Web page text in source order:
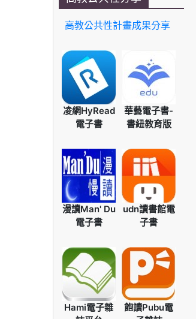
高教公共性計畫成果分享
凌網HyRead
電子書
華藝電子書-
書紐教育版
漫讀Man' Du
電子書
udn讀書館電
子書
Hami電子雜
飽讀Pubu電